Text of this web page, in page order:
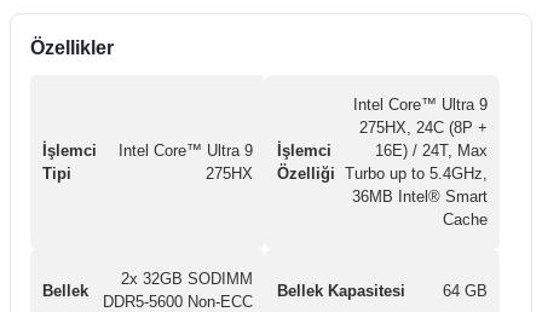
Özellikler
İşlemci
Tipi
Intel Core™ Ultra 9
275HX
İşlemci
Özelliği
Intel Core™ Ultra 9
275HX, 24C (8P +
16E) / 24T, Max
Turbo up to 5.4GHz,
36MB Intel® Smart
Cache
Bellek
2x 32GB SODIMM
DDR5-5600 Non-ECC
Bellek Kapasitesi 64 GB